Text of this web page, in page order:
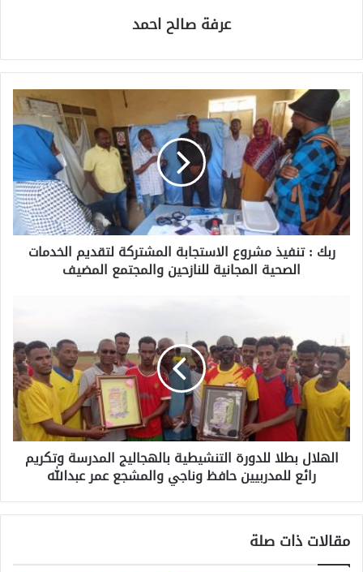
عرفة صالح احمد
ربك : تنفيذ مشروع الاستجابة المشتركة لتقديم الخدمات
الصحية المجانية للنازحين والمجتمع المضيف
الهلال بطلا للدورة التنشيطية بالهجاليج المدرسة وتكريم
رائع للمدربيين حافظ وناجي والمشجع عمر عبدالله
مقالات ذات صلة